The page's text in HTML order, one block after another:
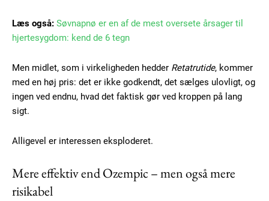
Læs også: Søvnapnø er en af de mest oversete årsager til
hjertesygdom: kend de 6 tegn
Men midlet, som i virkeligheden hedder Retatrutide, kommer
med en høj pris: det er ikke godkendt, det sælges ulovligt, og
ingen ved endnu, hvad det faktisk gør ved kroppen på lang
sigt.
Alligevel er interessen eksploderet.
Mere effektiv end Ozempic – men også mere
risikabel